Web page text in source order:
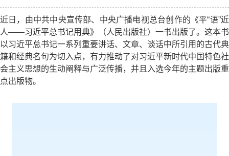
近日，由中共中央宣传部、中央广播电视总台创作的《平“语”近
人——习近平总书记用典》（人民出版社）一书出版了。这本书
以习近平总书记一系列重要讲话、文章、谈话中所引用的古代典
籍和经典名句为切入点，有力推动了对习近平新时代中国特色社
会主义思想的生动阐释与广泛传播，并且入选今年的主题出版重
点出版物。